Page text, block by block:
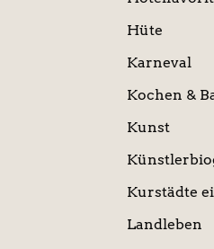
Hüte
Karneval
Kochen &
Kunst
Kurstädte
Landleben